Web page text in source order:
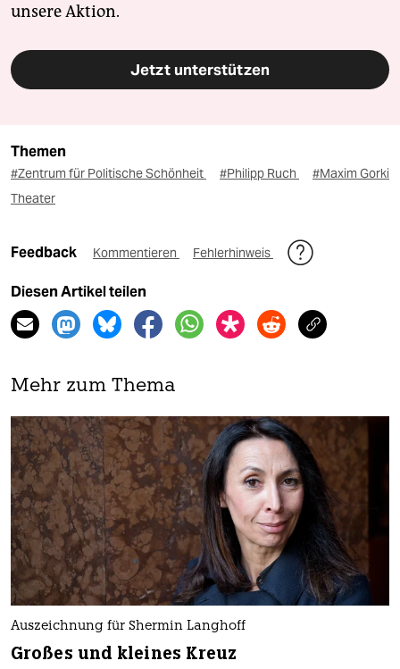
unsere Aktion.
Jetzt unterstützen
Themen
#Zentrum für Politische Schönheit #Philipp Ruch
#Maxim Gorki
Theater
Feedback Kommentieren Fehlerhinweis
Diesen Artikel teilen
Mehr zum Thema
Auszeichnung für Shermin Langhoff
Großes und kleines Kreuz